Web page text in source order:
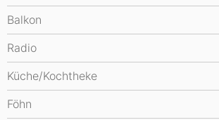
Balkon
Radio
Küche/Kochtheke
Föhn